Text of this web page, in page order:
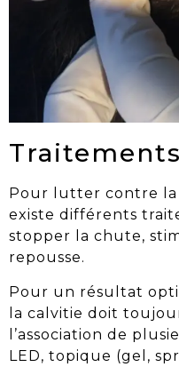
Pour lutter contre
existe différents
stopper
la chute,
repousse.
Pour un résultat
la calvitie doit
l’association de
LED, topique (gel,